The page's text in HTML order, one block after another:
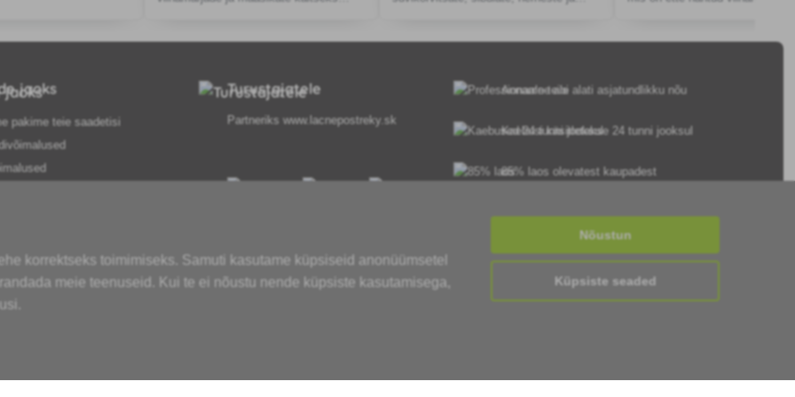
jaoks
pakime teie saadetisi
teenustest
Turustajatele
Partnerikswww.lacnepostreky.sk
Anname teile alati asjatundlikku nõu
Kaebusi käsitletakse 24 tunni jooksul
85% laos olevatest kaupadest
korrektseks toimimiseks. Samuti kasutame küpsiseid anonüümsetel
meie teenuseid. Kui te ei nõustu nende küpsiste kasutamisega,
Nõustun
Küpsiste seaded